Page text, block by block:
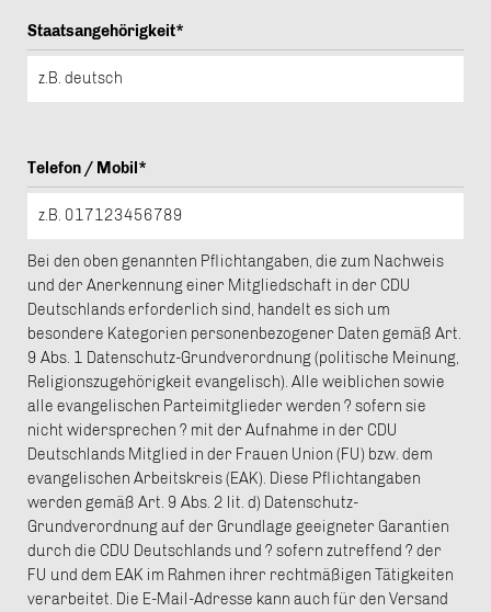
Staatsangehörigkeit*
Telefon / Mobil*
Bei den oben genannten Pflichtangaben, die zum Nachweis
und der Anerkennung einer Mitgliedschaft in der CDU
Deutschlands erforderlich sind, handelt es sich um
besondere Kategorien personenbezogener Daten gemäß Art.
9 Abs. 1 Datenschutz-Grundverordnung (politische Meinung,
Religionszugehörigkeit evangelisch). Alle weiblichen sowie
alle evangelischen Parteimitglieder werden ? sofern sie
nicht widersprechen ? mit der Aufnahme in der CDU
Deutschlands Mitglied in der Frauen Union (FU) bzw. dem
evangelischen Arbeitskreis (EAK). Diese Pflichtangaben
werden gemäß Art. 9 Abs. 2 lit. d) Datenschutz-
Grundverordnung auf der Grundlage geeigneter Garantien
durch die CDU Deutschlands und ? sofern zutreffend ? der
FU und dem EAK im Rahmen ihrer rechtmäßigen Tätigkeiten
verarbeitet. Die E-Mail-Adresse kann auch für den Versand